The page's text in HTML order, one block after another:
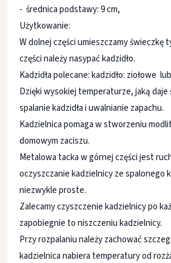
- średnica podstawy: 9 cm,
Użytkowanie:
W dolnej części umieszczamy
części należy nasypać kadzidło.
Kadzidła polecane: kadzidło: ziołowe
Dzięki wysokiej temperaturze, jaką daje
spalanie kadzidła i uwalnianie zapachu.
Kadzielnica pomaga w stworzeniu
domowym zaciszu.
Metalowa tacka w górnej części jest
oczyszczanie kadzielnicy ze spalonego
niezwykle proste.
Zalecamy czyszczenie kadzielnicy po
zapobiegnie to niszczeniu kadzielnicy.
Przy rozpalaniu należy zachować
kadzielnica nabiera temperatury od